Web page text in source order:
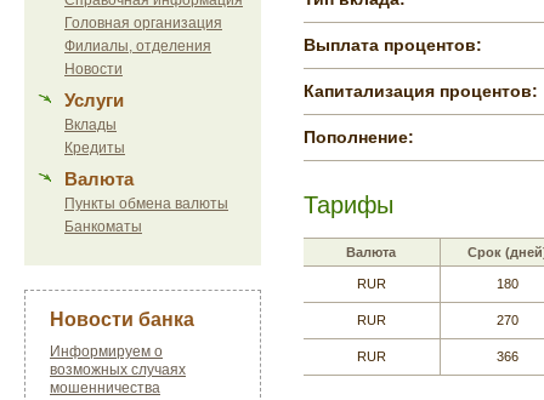
Головная организация
Филиалы, отделения
Новости
Услуги
Вклады
Кредиты
Валюта
Пункты обмена валюты
Банкоматы
Новости банка
Информируем о
возможных случаях
мошенничества
Выплата процентов:
Капитализация процентов:
Пополнение:
Тарифы
Валюта Срок
RUR 180
RUR 270
RUR 366